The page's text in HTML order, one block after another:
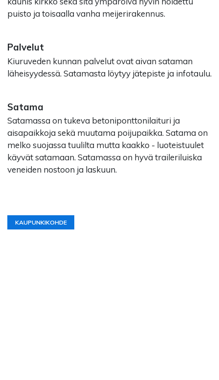
puisto ja toisaalla vanha meijerirakennus.
Palvelut
Kiuruveden kunnan palvelut ovat aivan sataman
läheisyydessä. Satamasta löytyy jätepiste ja infotaulu.
Satama
Satamassa on tukeva betoniponttonilaituri ja
aisapaikkoja sekä muutama poijupaikka. Satama on
melko suojassa tuulilta mutta kaakko - luoteistuulet
käyvät satamaan. Satamassa on hyvä traileriluiska
veneiden nostoon ja laskuun.
KAUPUNKIKOHDE